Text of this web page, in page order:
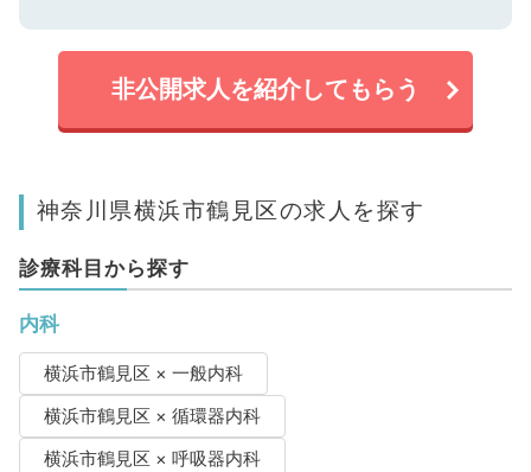
非公開求人を紹介してもらう
神奈川県横浜市鶴見区の求人を探す
診療科目から探す
内科
横浜市鶴見区 × 一般内科
横浜市鶴見区 × 循環器内科
横浜市鶴見区 × 呼吸器内科